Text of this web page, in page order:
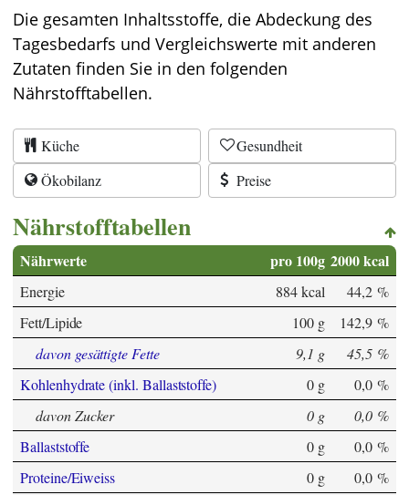
Die gesamten Inhaltsstoffe, die Abdeckung des
Tagesbedarfs und Vergleichswerte mit anderen
Zutaten finden Sie in den folgenden
Nährstofftabellen.
Küche
Gesundheit
Ökobilanz
Preise
Nährstofftabellen
Nährwerte pro 100g 2000 kcal
Energie 884 kcal
44,2 %
Fett/Lipide
100 g
142,9 %
davon gesättigte Fette
9,1 g
45,5 %
Kohlenhydrate (inkl. Ballaststoffe)
0 g
0,0 %
davon Zucker
0 g
0,0 %
Ballaststoffe
0 g
0,0 %
Proteine/Eiweiss
0 g
0,0 %